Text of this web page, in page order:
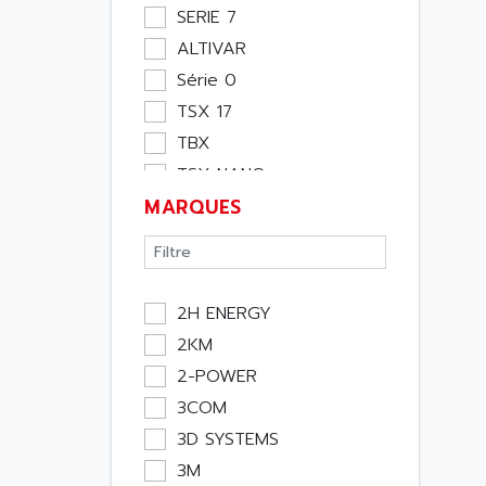
Pupitre Opérateur
Rack
Etude
Software
Variateur
Actif
Consommable
Energie
Optoélectronique
Passif
Bureau
Emballage
Informatique
SERIE 7
ALTIVAR
Série 0
TSX 17
TBX
TSX NANO
TSX PREMIUM
ASI
APRIL 5000
XUD
TSX MICRO
MAGELIS
TCCX
CCX17
TELEFAST
MARQUES
2H ENERGY
2KM
2-POWER
3COM
3D SYSTEMS
3M